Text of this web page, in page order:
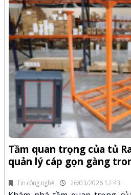
Tin công nghệ 26/03/2026 12:43
Tầm quan trọng của tủ
quản lý cáp gọn gàng